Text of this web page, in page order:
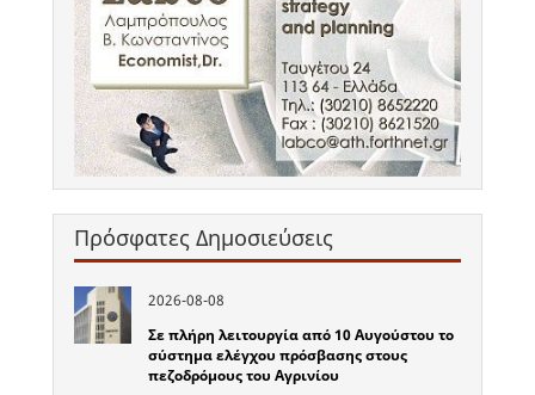
Πρόσφατες Δημοσιεύσεις
2026-08-08
Σε πλήρη λειτουργία από 10 Αυγούστου το
σύστημα ελέγχου πρόσβασης στους
πεζοδρόμους του Αγρινίου